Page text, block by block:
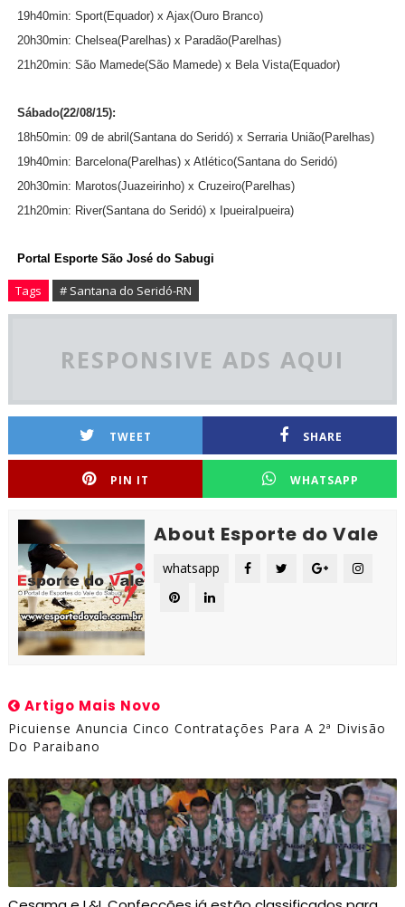
19h40min: Sport(Equador)x Ajax(Ouro Branco)
20h30min: Chelsea(Parelhas)x Paradão(Parelhas)
21h20min: São Mamede(São Mamede) x Bela Vista(Equador)
Sábado(22/08/15):
18h50min: 09 de abril(Santana do Seridó) x Serraria União(Parelhas)
19h40min: Barcelona(Parelhas)x Atlético(Santana do Seridó)
20h30min: Marotos(Juazeirinho) x Cruzeiro(Parelhas)
21h20min: River(Santana do Seridó)x IpueiraIpueira)
Portal Esporte São José do Sabugi
Tags # Santana do Seridó-RN
RESPONSIVE ADS AQUI
TWEET SHARE
PIN IT WHATSAPP
About Esporte do Vale
whatsapp
Artigo Mais Novo
Picuiense Anuncia Cinco Contratações Para A 2ª Divisão
Do Paraibano